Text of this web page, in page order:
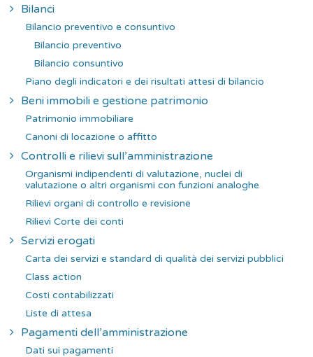
Bilanci
Bilancio preventivo e consuntivo
Bilancio preventivo
Bilancio consuntivo
Piano degli indicatori e dei risultati attesi di bilancio
Beni immobili e gestione patrimonio
Patrimonio immobiliare
Canoni di locazione o affitto
Controlli e rilievi sull’amministrazione
Organismi indipendenti di valutazione, nuclei di
valutazione o altri organismi con funzioni analoghe
Rilievi organi di controllo e revisione
Rilievi Corte dei conti
Servizi erogati
Carta dei servizi e standard di qualità dei servizi pubblici
Class action
Costi contabilizzati
Liste di attesa
Pagamenti dell’amministrazione
Dati sui pagamenti